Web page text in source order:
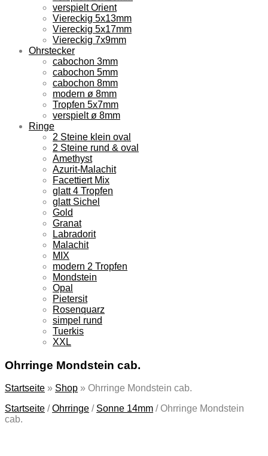
verspielt Orient
Viereckig 5x13mm
Viereckig 5x17mm
Viereckig 7x9mm
Ohrstecker
cabochon 3mm
cabochon 5mm
cabochon 8mm
modern ø 8mm
Tropfen 5x7mm
verspielt ø 8mm
Ringe
2 Steine klein oval
2 Steine rund & oval
Amethyst
Azurit-Malachit
Facettiert Mix
glatt 4 Tropfen
glatt Sichel
Gold
Granat
Labradorit
Malachit
MIX
modern 2 Tropfen
Mondstein
Opal
Pietersit
Rosenquarz
simpel rund
Tuerkis
XXL
Ohrringe Mondstein cab.
Startseite » Shop » Ohrringe Mondstein cab.
Startseite /Ohrringe / Sonne 14mm /Ohrringe Mondstein
cab.